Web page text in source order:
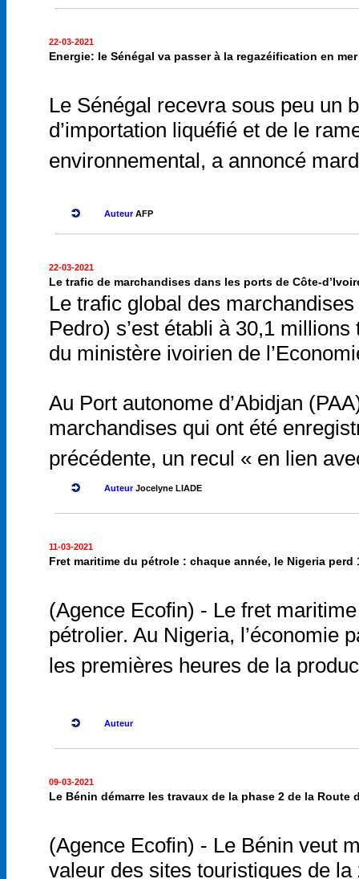
22-03-2021
Energie: le Sénégal va passer à la regazéification en mer
Le Sénégal recevra sous peu un
d’importation liquéfié et de le
environnemental, a annoncé
AuteurAFP
22-03-2021
Le trafic de marchandises dans les ports de Côte-
Le trafic global des
Pedro) s’est établi à 30,1
du ministère ivoirien de
Au Port autonome d’Abidjan
marchandises qui ont été
précédente, un recul « en lien
AuteurJocelyne LIADE
11-03-2021
Fret maritime du pétrole : chaque année, le Nigeria
(Agence Ecofin) - Le fret
pétrolier. Au Nigeria, l’économie
les premières heures de la
Auteur
09-03-2021
Le Bénin démarre les travaux de la phase 2 de la Route
(Agence Ecofin) - Le Bénin veut
valeur des sites touristiques de